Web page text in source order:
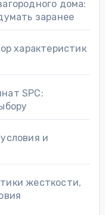
дома:
заранее
характеристик
SPC:
и
жесткости,